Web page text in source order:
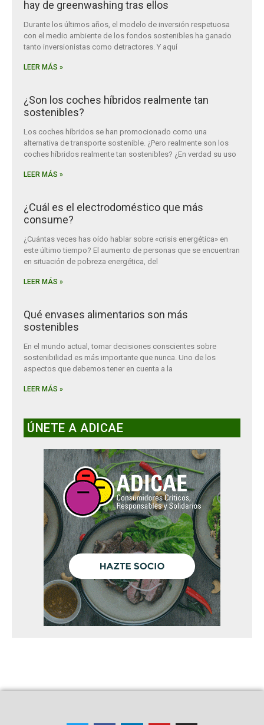
hay de greenwashing tras ellos
Durante los últimos años, el modelo de inversión respetuosa
con el medio ambiente de los fondos sostenibles ha ganado
tanto inversionistas como detractores. Y aquí
LEER MÁS »
¿Son los coches híbridos realmente tan
sostenibles?
Los coches híbridos se han promocionado como una
alternativa de transporte sostenible. ¿Pero realmente son los
coches híbridos realmente tan sostenibles? ¿En verdad su uso
LEER MÁS »
¿Cuál es el electrodoméstico que más
consume?
¿Cuántas veces has oído hablar sobre «crisis energética» en
este último tiempo? El aumento de personas que se encuentran
en situación de pobreza energética, del
LEER MÁS »
Qué envases alimentarios son más
sostenibles
En el mundo actual, tomar decisiones conscientes sobre
sostenibilidad es más importante que nunca. Uno de los
aspectos que debemos tener en cuenta a la
LEER MÁS »
ÚNETE A ADICAE